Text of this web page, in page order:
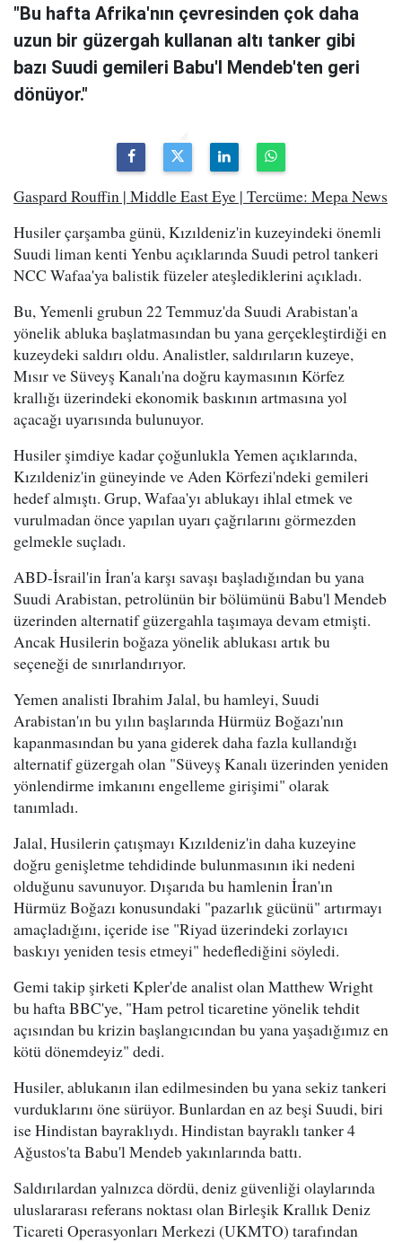
"Bu hafta Afrika'nın çevresinden çok daha
uzun bir güzergah kullanan altı tanker gibi
bazı Suudi gemileri Babu'l Mendeb'ten geri
dönüyor."
Gaspard Rouffin | Middle East Eye | Tercüme: Mepa News
Husiler çarşamba günü, Kızıldeniz'in kuzeyindeki önemli
Suudi liman kenti Yenbu açıklarında Suudi petrol tankeri
NCC Wafaa'ya balistik füzeler ateşlediklerini açıkladı.
Bu, Yemenli grubun 22 Temmuz'da Suudi Arabistan'a
yönelik abluka başlatmasından bu yana gerçekleştirdiği en
kuzeydeki saldırı oldu. Analistler, saldırıların kuzeye,
Mısır ve Süveyş Kanalı'na doğru kaymasının Körfez
krallığı üzerindeki ekonomik baskının artmasına yol
açacağı uyarısında bulunuyor.
Husiler şimdiye kadar çoğunlukla Yemen açıklarında,
Kızıldeniz'in güneyinde ve Aden Körfezi'ndeki gemileri
hedef almıştı. Grup, Wafaa'yı ablukayı ihlal etmek ve
vurulmadan önce yapılan uyarı çağrılarını görmezden
gelmekle suçladı.
ABD-İsrail'in İran'a karşı savaşı başladığından bu yana
Suudi Arabistan, petrolünün bir bölümünü Babu'l Mendeb
üzerinden alternatif güzergahla taşımaya devam etmişti.
Ancak Husilerin boğaza yönelik ablukası artık bu
seçeneği de sınırlandırıyor.
Yemen analisti Ibrahim Jalal, bu hamleyi, Suudi
Arabistan'ın bu yılın başlarında Hürmüz Boğazı'nın
kapanmasından bu yana giderek daha fazla kullandığı
alternatif güzergah olan "Süveyş Kanalı üzerinden yeniden
yönlendirme imkanını engelleme girişimi" olarak
tanımladı.
Jalal, Husilerin çatışmayı Kızıldeniz'in daha kuzeyine
doğru genişletme tehdidinde bulunmasının iki nedeni
olduğunu savunuyor. Dışarıda bu hamlenin İran'ın
Hürmüz Boğazı konusundaki "pazarlık gücünü" artırmayı
amaçladığını, içeride ise "Riyad üzerindeki zorlayıcı
baskıyı yeniden tesis etmeyi" hedeflediğini söyledi.
Gemi takip şirketi Kpler'de analist olan Matthew Wright
bu hafta BBC'ye, "Ham petrol ticaretine yönelik tehdit
açısından bu krizin başlangıcından bu yana yaşadığımız en
kötü dönemdeyiz" dedi.
Husiler, ablukanın ilan edilmesinden bu yana sekiz tankeri
vurduklarını öne sürüyor. Bunlardan en az beşi Suudi, biri
ise Hindistan bayraklıydı. Hindistan bayraklı tanker 4
Ağustos'ta Babu'l Mendeb yakınlarında battı.
Saldırılardan yalnızca dördü, deniz güvenliği olaylarında
uluslararası referans noktası olan Birleşik Krallık Deniz
Ticareti Operasyonları Merkezi (UKMTO) tarafından